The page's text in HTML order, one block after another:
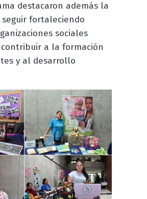
destacaron además la
fortaleciendo
sociales
a la formación
y al desarrollo